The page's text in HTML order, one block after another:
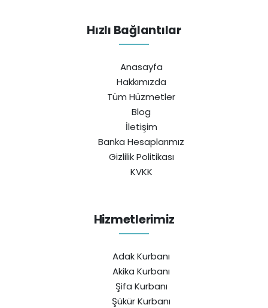
Hızlı Bağlantılar
Anasayfa
Hakkımızda
Tüm Hüzmetler
Blog
İletişim
Banka Hesaplarımız
Gizlilik Politikası
KVKK
Hizmetlerimiz
Adak Kurbanı
Akika Kurbanı
Şifa Kurbanı
Şükür Kurbanı